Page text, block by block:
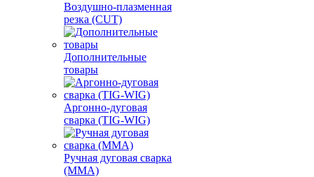
Воздушно-плазменная
резка (CUT)
Дополнительные
товары
Аргонно-дуговая
сварка (TIG-WIG)
Ручная дуговая сварка
(MMA)